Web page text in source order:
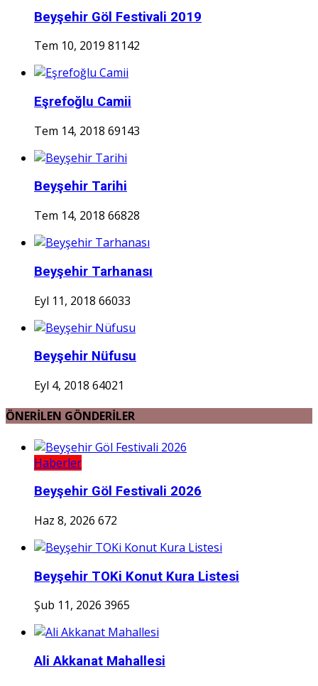
Beyşehir Göl Festivali 2019
Tem 10, 2019 81142
Eşrefoğlu Camii
Tem 14, 2018 69143
Beyşehir Tarihi
Tem 14, 2018 66828
Beyşehir Tarhanası
Eyl 11, 2018 66033
Beyşehir Nüfusu
Eyl 4, 2018 64021
ÖNERİLEN GÖNDERİLER
Haberler
Beyşehir Göl Festivali 2026
Haz 8, 2026 672
Beyşehir TOKi Konut Kura Listesi
Şub 11, 2026 3965
Ali Akkanat Mahallesi